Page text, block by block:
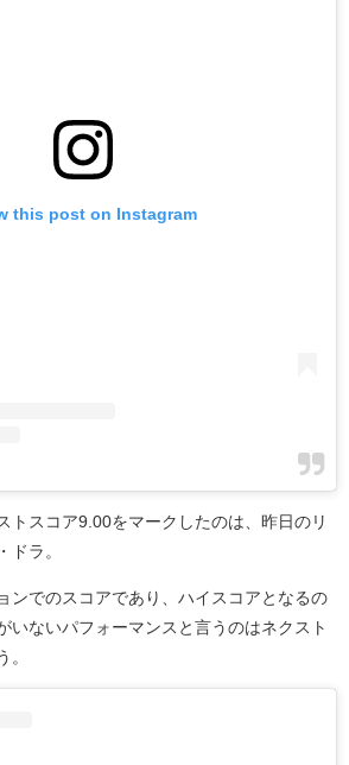
this post on Instagram
トスコア9.00をマークしたのは、昨日のリ
ドラ。
ンでのスコアであり、ハイスコアとなるの
いないパフォーマンスと言うのはネクスト
。